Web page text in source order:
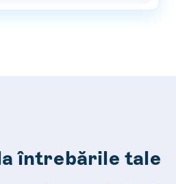
întrebările tale